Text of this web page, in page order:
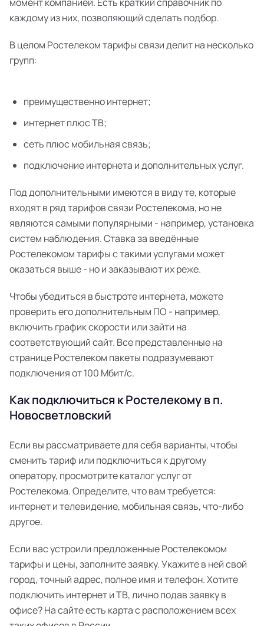
каждому из них, позволяющий сделать подбор.
В целом Ростелеком тарифы связи делит на несколько
групп:
преимущественно интернет;
интернет плюс ТВ;
сеть плюс мобильная связь;
подключение интернета и дополнительных услуг.
Под дополнительными имеются в виду те, которые
входят в ряд тарифов связи Ростелекома, но не
являются самыми популярными - например, установка
систем наблюдения. Ставка за введённые
Ростелекомом тарифы с такими услугами может
оказаться выше - но и заказывают их реже.
Чтобы убедиться в быстроте интернета, можете
проверить его дополнительным ПО - например,
включить график скорости или зайти на
соответствующий сайт. Все представленные на
странице Ростелеком пакеты подразумевают
подключения от 100 Мбит/с.
Как подключиться к Ростелекому в п.
Новосветловский
Если вы рассматриваете для себя варианты, чтобы
сменить тариф или подключиться к другому
оператору, просмотрите каталог услуг от
Ростелекома. Определите, что вам требуется:
интернет и телевидение, мобильная связь, что-либо
другое.
Если вас устроили предложенные Ростелекомом
тарифы и цены, заполните заявку. Укажите в ней свой
город, точный адрес, полное имя и телефон. Хотите
подключить интернет и ТВ, лично подав заявку в
офисе? На сайте есть карта с расположением всех